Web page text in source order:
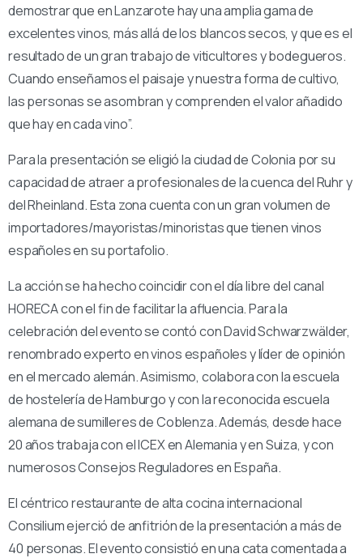
demostrar que en Lanzarote hay una amplia gama de
excelentes vinos, más allá de los blancos secos, y que es el
resultado de un gran trabajo de viticultores y bodegueros.
Cuando enseñamos el paisaje y nuestra forma de cultivo,
las personas se asombran y comprenden el valor añadido
que hay en cada vino”.
Para la presentación se eligió la ciudad de Colonia por su
capacidad de atraer a profesionales de la cuenca del Ruhr y
del Rheinland. Esta zona cuenta con un gran volumen de
importadores/mayoristas/minoristas que tienen vinos
españoles en su portafolio.
La acción se ha hecho coincidir con el día libre del canal
HORECA con el fin de facilitar la afluencia. Para la
celebración del evento se contó con David Schwarzwälder,
renombrado experto en vinos españoles y líder de opinión
en el mercado alemán. Asimismo, colabora con la escuela
de hostelería de Hamburgo y con la reconocida escuela
alemana de sumilleres de Coblenza. Además, desde hace
20 años trabaja con el ICEX en Alemania y en Suiza, y con
numerosos Consejos Reguladores en España.
El céntrico restaurante de alta cocina internacional
Consilium ejerció de anfitrión de la presentación a más de
40 personas. El evento consistió en una cata comentada a